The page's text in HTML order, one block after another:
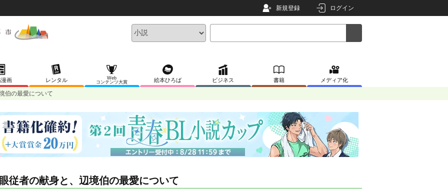
新規登録 ログイン
画 レンタル
Web
コンテンツ大賞
絵本ひろば ビジネス 書籍 メディア化
伯の最愛について
従者の献身と、辺境伯の最愛について